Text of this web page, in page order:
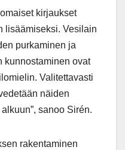
kirjaukset
lisäämiseksi. Vesilain
purkaminen ja
kunnostaminen ovat
Valitettavasti
näiden
sanoo Sirén.
rakentaminen